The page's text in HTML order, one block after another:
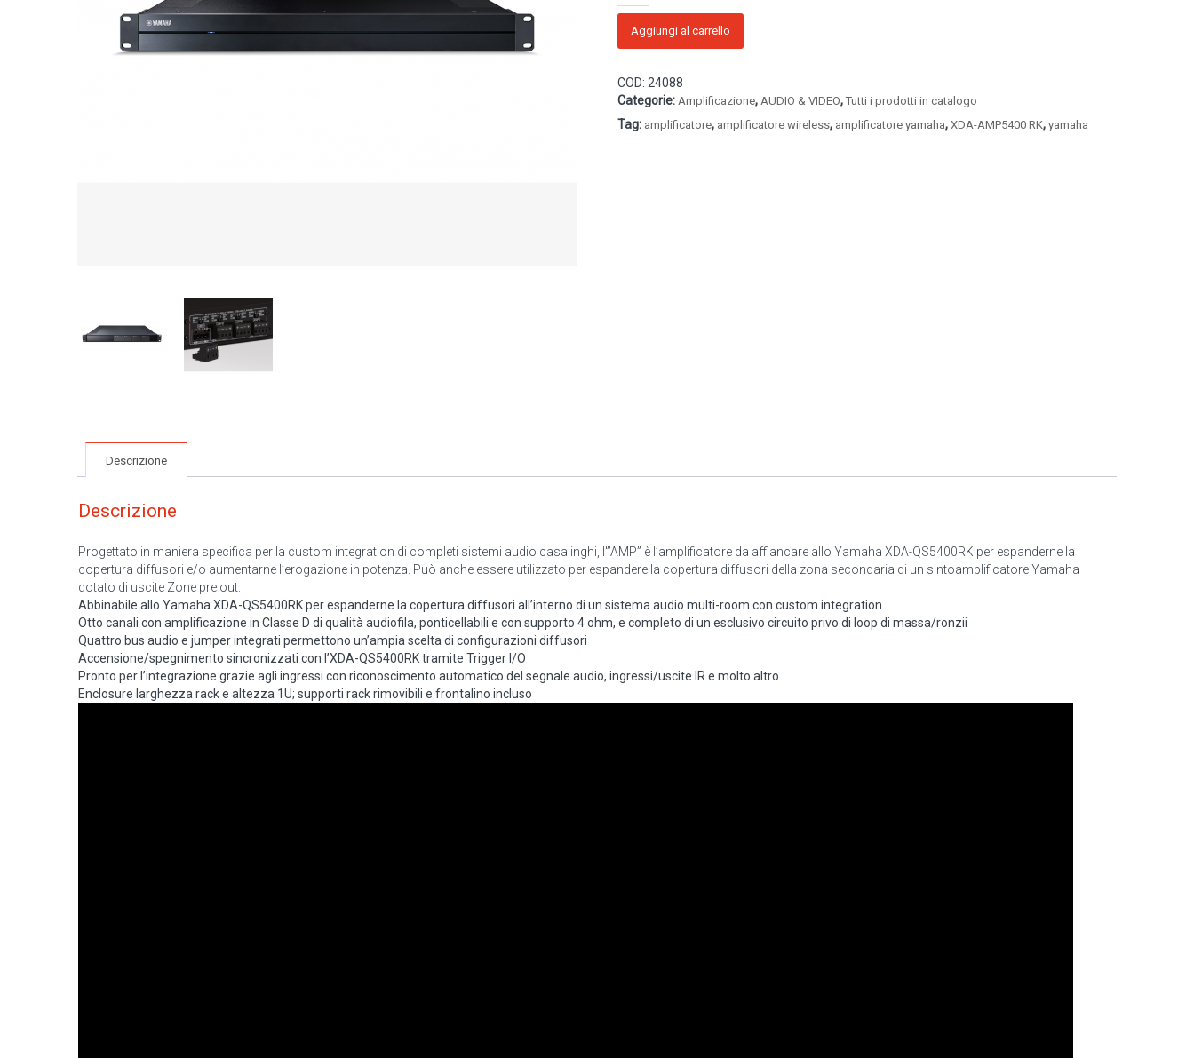
Amplificatore
XDA-
AMP5400RK
Aggiungi al carrello
COD: 24088
Categorie: Amplificazione, AUDIO & VIDEO,Tutti i prodotti in catalogo
Tag: amplificatore, amplificatore wireless, amplificatore yamaha,XDA-AMP5400 RK,yamaha
Descrizione
Descrizione
Progettato in maniera specifica per la custom integration di completi sistemi audio casalinghi, l'”AMP” è l’amplificatore da affiancare allo Yamaha XDA-QS5400RK per espanderne la
copertura diffusori e/o aumentarne l’erogazione in potenza. Può anche essere utilizzato per espandere la copertura diffusori della zona secondaria di un sintoamplificatore Yamaha
dotato di uscite Zone pre out.
Abbinabile allo Yamaha XDA-QS5400RK per espanderne la copertura diffusori all’interno di un sistema audio multi-room con custom integration
Otto canali con amplificazione in Classe D di qualità audiofila, ponticellabili e con supporto 4 ohm, e completo di un esclusivo circuito privo di loop di massa/ronzii
Quattro bus audio e jumper integrati permettono un’ampia scelta di configurazioni diffusori
Accensione/spegnimento sincronizzati con l’XDA-QS5400RK tramite Trigger I/O
Pronto per l’integrazione grazie agli ingressi con riconoscimento automatico del segnale audio, ingressi/uscite IR e molto altro
Enclosure larghezza rack e altezza 1U; supporti rack rimovibili e frontalino incluso